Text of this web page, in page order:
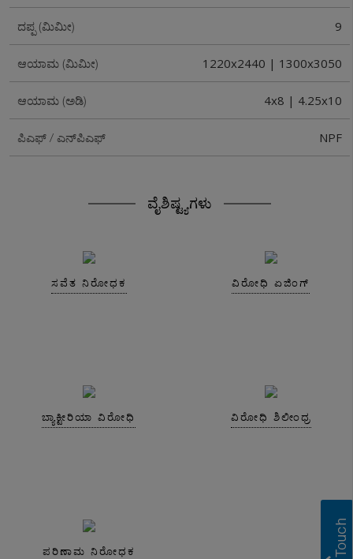
ದಪ್ಪ (ಮಿಮೀ) 9
ಆಯಾಮ (ಮಿಮೀ) 1220x2440 | 1300x3050
ಆಯಾಮ (ಅಡಿ) 4x8 | 4.25x10
ಪಿಎಫ್ / ಎನ್‌ಪಿಎಫ್ NPF
ವೈಶಿಷ್ಟ್ಯಗಳು
ಸವೆತ ನಿರೋಧಕ ವಿರೋಧಿ ಏಜಿಂಗ್
ಬ್ಯಾಕ್ಟೀರಿಯಾ ವಿರೋಧಿ ವಿರೋಧಿ ಶಿಲೀಂಧ್ರ
ಪರಿಣಾಮ ನಿರೋಧಕ